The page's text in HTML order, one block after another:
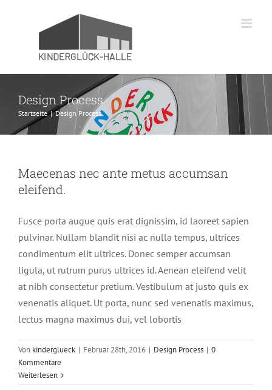
Design Process
Startseite | Design Process
Maecenas nec ante metus accumsan
eleifend.
Fusce porta augue quis erat dignissim, id laoreet sapien
pulvinar. Nullam blandit nisi ac nulla tempus, ultrices
condimentum elit ultrices. Donec semper accumsan
ligula, ut rutrum purus ultrices id. Aenean eleifend velit
at nibh consectetur pretium. Vestibulum at justo quis ex
venenatis aliquet. Ut porta, nunc sed venenatis maximus,
lectus magna maximus dui, vel lobortis
Von kinderglueck | Februar 28th, 2016 | Design Process | 0
Kommentare
Weiterlesen